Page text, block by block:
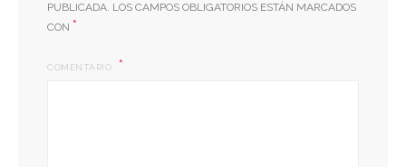
PUBLICADA. LOS CAMPOS OBLIGATORIOS ESTÁN MARCADOS
CON *
COMENTARIO